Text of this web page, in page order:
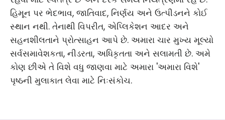
હિમૂન પર ભેદભાવ, જાતિવાદ, નિર્ણય અને ઉત્પીડનને કોઈ
સ્થાન નથી. તેનાથી વિપરીત, એપ્લિકેશન આદર અને
સહનશીલતાને પ્રોત્સાહન આપે છે. અમારા ચાર મુખ્ય મૂલ્યો
સર્વસમાવેશકતા, નીડરતા, અધિકૃતતા અને સલામતી છે. અમે
કોણ છીએ તે વિશે વધુ જાણવા માટે અમારા 'અમારા વિશે'
પૃષ્ઠની મુલાકાત લેવા માટે નિઃસંકોચ.